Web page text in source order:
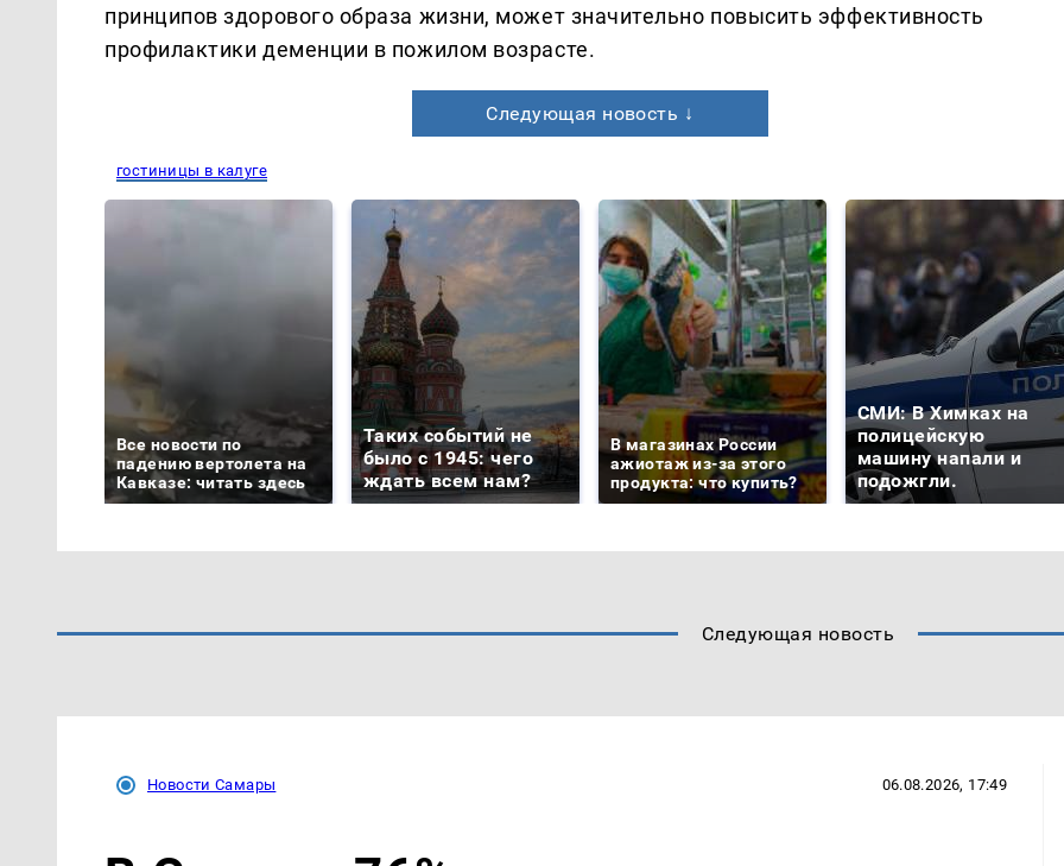
принципов здорового образа жизни, может значительно повысить эффективность
профилактики деменции в пожилом возрасте.
Следующая новость ↓
гостиницы в калуге
Все новости по
падению вертолета на
Кавказе: читать здесь
Таких событий не
было с 1945: чего
ждать всем нам?
В магазинах России
ажиотаж из-за этого
продукта: что купить?
СМИ: В Химках на
полицейскую
машину напали и
подожгли.
Следующая новость
Новости Самары 06.08.2026, 17:49